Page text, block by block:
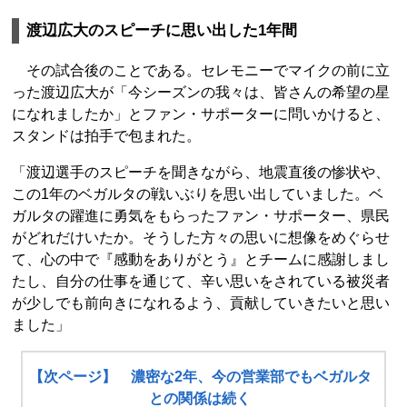
渡辺広大のスピーチに思い出した1年間
その試合後のことである。セレモニーでマイクの前に立
った渡辺広大が「今シーズンの我々は、皆さんの希望の星
になれましたか」とファン・サポーターに問いかけると、
スタンドは拍手で包まれた。
「渡辺選手のスピーチを聞きながら、地震直後の惨状や、
この1年のベガルタの戦いぶりを思い出していました。ベ
ガルタの躍進に勇気をもらったファン・サポーター、県民
がどれだけいたか。そうした方々の思いに想像をめぐらせ
て、心の中で『感動をありがとう』とチームに感謝しまし
たし、自分の仕事を通じて、辛い思いをされている被災者
が少しでも前向きになれるよう、貢献していきたいと思い
ました」
【次ページ】 濃密な2年、今の営業部でもベガルタ
との関係は続く